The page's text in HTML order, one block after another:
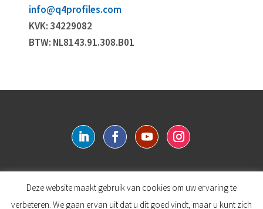
info@q4profiles.com
KVK: 34229082
BTW: NL8143.91.308.B01
Deze website maakt gebruik van cookies om uw ervaring te
verbeteren. We gaan ervan uit dat u dit goed vindt, maar u kunt zich